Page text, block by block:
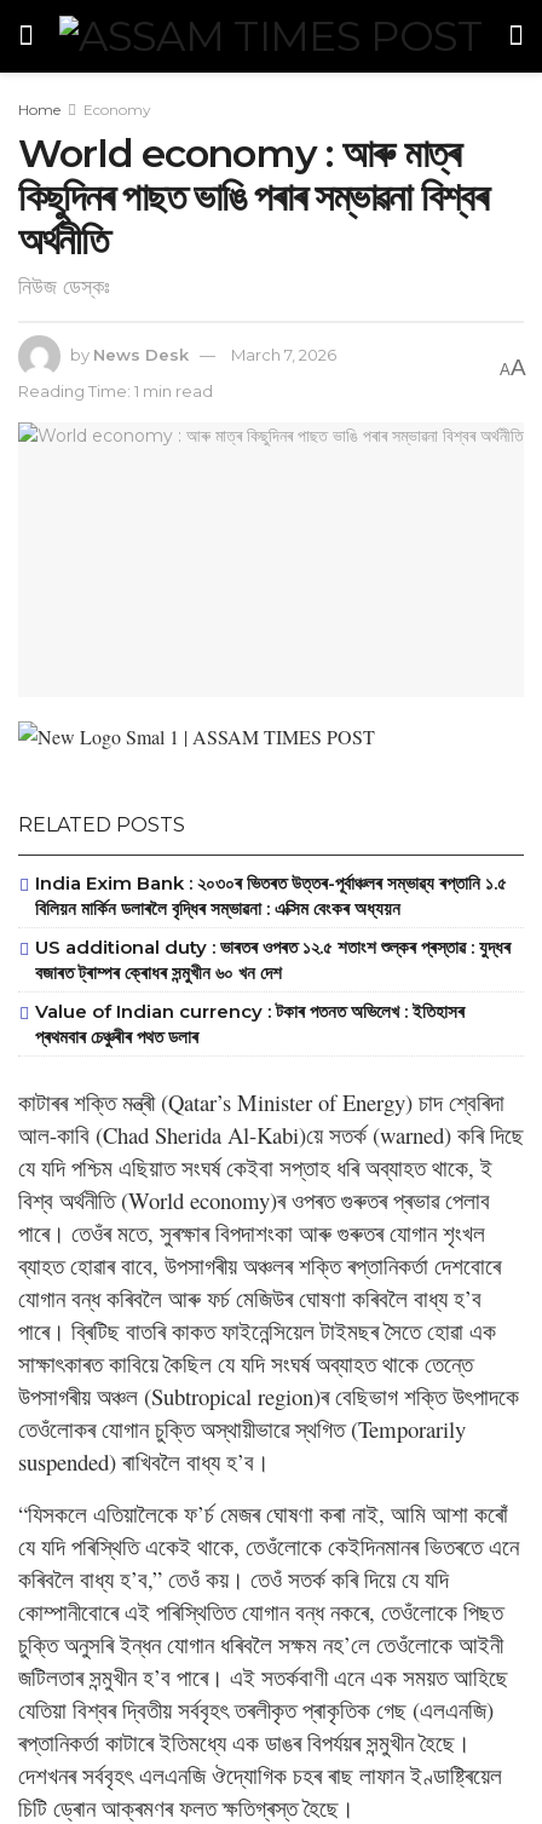
Home Economy
World economy : আৰু মাত্ৰ
কিছুদিনৰ পাছত ভাঙি পৰাৰ সম্ভাৱনা বিশ্বৰ
অৰ্থনীতি
নিউজ ডেস্কঃ
by News Desk
March 7, 2026
Reading Time: 1 min read
AA
RELATED POSTS
‎India Exim Bank : ২০৩০ৰ ভিতৰত উত্তৰ-পূৰ্বাঞ্চলৰ সম্ভাৱ্য ৰপ্তানি ১.৫
বিলিয়ন মাৰ্কিন ডলাৰলৈ বৃদ্ধিৰ সম্ভাৱনা : এক্সিম বেংকৰ অধ্যয়ন
US additional duty : ভাৰতৰ ওপৰত ১২.৫ শতাংশ শুল্কৰ প্ৰস্তাৱ : যুদ্ধৰ
বজাৰত ট্ৰাম্পৰ ক্ৰোধৰ সন্মুখীন ৬০ খন দেশ
Value of Indian currency : টকাৰ পতনত অভিলেখ : ইতিহাসৰ
প্ৰথমবাৰ চেঞ্চুৰীৰ পথত ডলাৰ
কাটাৰৰ শক্তি মন্ত্ৰী (Qatar’s Minister of Energy) চাদ শ্বেৰিদা
আল-কাবি (Chad Sherida Al-Kabi)য়ে সতৰ্ক (warned) কৰি দিছে
যে যদি পশ্চিম এছিয়াত সংঘৰ্ষ কেইবা সপ্তাহ ধৰি অব্যাহত থাকে, ই
বিশ্ব অৰ্থনীতি (World economy)ৰ ওপৰত গুৰুতৰ প্ৰভাৱ পেলাব
পাৰে। তেওঁৰ মতে, সুৰক্ষাৰ বিপদাশংকা আৰু গুৰুতৰ যোগান শৃংখল
ব্যাহত হোৱাৰ বাবে, উপসাগৰীয় অঞ্চলৰ শক্তি ৰপ্তানিকৰ্তা দেশবোৰে
যোগান বন্ধ কৰিবলৈ আৰু ফৰ্চ মেজিউৰ ঘোষণা কৰিবলৈ বাধ্য হ’ব
পাৰে। ব্ৰিটিছ বাতৰি কাকত ফাইনেন্সিয়েল টাইমছৰ সৈতে হোৱা এক
সাক্ষাৎকাৰত কাবিয়ে কৈছিল যে যদি সংঘৰ্ষ অব্যাহত থাকে তেন্তে
উপসাগৰীয় অঞ্চল (Subtropical region)ৰ বেছিভাগ শক্তি উৎপাদকে
তেওঁলোকৰ যোগান চুক্তি অস্থায়ীভাৱে স্থগিত (Temporarily
suspended) ৰাখিবলৈ বাধ্য হ’ব।
“যিসকলে এতিয়ালৈকে ফ’ৰ্চ মেজৰ ঘোষণা কৰা নাই, আমি আশা কৰোঁ
যে যদি পৰিস্থিতি একেই থাকে, তেওঁলোকে কেইদিনমানৰ ভিতৰতে এনে
কৰিবলৈ বাধ্য হ’ব,” তেওঁ কয়। তেওঁ সতৰ্ক কৰি দিয়ে যে যদি
কোম্পানীবোৰে এই পৰিস্থিতিত যোগান বন্ধ নকৰে, তেওঁলোকে পিছত
চুক্তি অনুসৰি ইন্ধন যোগান ধৰিবলৈ সক্ষম নহ’লে তেওঁলোকে আইনী
জটিলতাৰ সন্মুখীন হ’ব পাৰে। এই সতৰ্কবাণী এনে এক সময়ত আহিছে
যেতিয়া বিশ্বৰ দ্বিতীয় সৰ্ববৃহৎ তৰলীকৃত প্ৰাকৃতিক গেছ (এলএনজি)
ৰপ্তানিকৰ্তা কাটাৰে ইতিমধ্যে এক ডাঙৰ বিপৰ্যয়ৰ সন্মুখীন হৈছে।
দেশখনৰ সৰ্ববৃহৎ এলএনজি ঔদ্যোগিক চহৰ ৰাছ লাফান ইণ্ডাষ্ট্ৰিয়েল
চিটি ড্ৰোন আক্ৰমণৰ ফলত ক্ষতিগ্ৰস্ত হৈছে।